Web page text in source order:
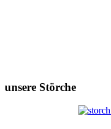
unsere Störche